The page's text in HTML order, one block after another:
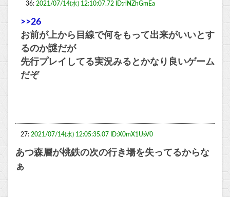
36: 2021/07/14(水) 12:10:07.72 ID:riNZhGmEa
>>26
お前が上から目線で何をもって出来がいいとす
るのか謎だが
先行プレイしてる実況みるとかなり良いゲーム
だぞ
27: 2021/07/14(水) 12:05:35.07 ID:X0mX1UsV0
あつ森層が桃鉄の次の行き場を失ってるからな
ぁ